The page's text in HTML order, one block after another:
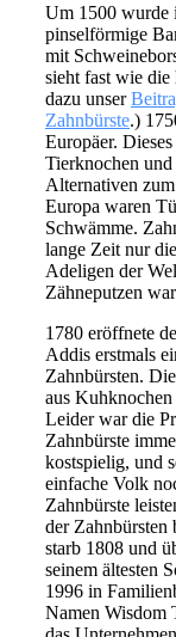
Um 1500 wurde
pinselförmige
mit
sieht fast wie die
dazu unser
Zahnbürste.)
Europäer.
Tierknochen
Alternativen
Europa waren
Schwämme.
lange Zeit nur
Adeligen der
Zähneputzen
1780 eröffnete
Addis erstmals
Zahnbürsten.
aus
Leider war die
Zahnbürste
kostspielig, und
einfache Volk
Zahnbürste
der Zahnbürsten
starb 1808 und
seinem ältesten
1996 in
Namen Wisdom